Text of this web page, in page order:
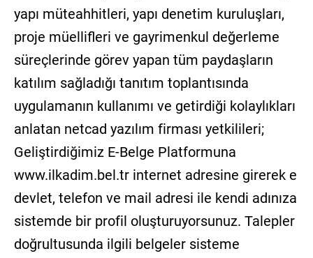
yapı müteahhitleri, yapı denetim kuruluşları,
proje müellifleri ve gayrimenkul değerleme
süreçlerinde görev yapan tüm paydaşların
katılım sağladığı tanıtım toplantısında
uygulamanın kullanımı ve getirdiği kolaylıkları
anlatan netcad yazılım firması yetkilileri;
Geliştirdiğimiz E-Belge Platformuna
www.ilkadim.bel.tr internet adresine girerek e
devlet, telefon ve mail adresi ile kendi adınıza
sistemde bir profil oluşturuyorsunuz. Talepler
doğrultusunda ilgili belgeler sisteme